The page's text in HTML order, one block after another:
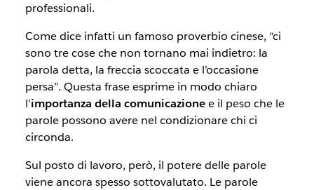
professionali.
Come dice infatti un famoso proverbio cinese, “ci
sono tre cose che non tornano mai indietro: la
parola detta, la freccia scoccata e l’occasione
persa”. Questa frase esprime in modo chiaro
l’importanza della comunicazionee il peso che le
parole possono avere nel condizionare chi ci
circonda.
Sul posto di lavoro, però, il potere delle parole
viene ancora spesso sottovalutato. Le parole